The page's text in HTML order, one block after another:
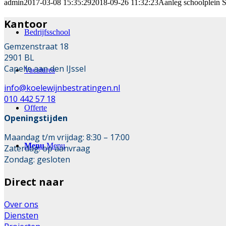
Bedrijfsschool
Vacatures
Offerte
Menu Menu
admin2017-03-08 15:35:292018-09-26 11:32:23Aanleg schoolplein
Kantoor
Gemzenstraat 18
2901 BL
Capelle aan den IJssel
info@koelewijnbestratingen.nl
010 442 57 18
Openingstijden
Maandag t/m vrijdag: 8:30 – 17:00
Zaterdag: op aanvraag
Zondag: gesloten
Direct naar
Over ons
Diensten